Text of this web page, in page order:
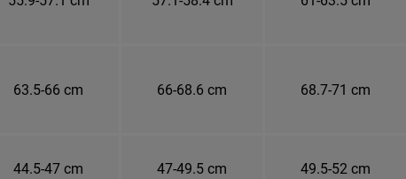
63.5-66 cm 66-68.6 cm 68.7-71 cm
44.5-47 cm 47-49.5 cm 49.5-52 cm